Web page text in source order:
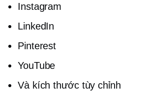
Instagram
LinkedIn
Pinterest
YouTube
Và kích thước tùy chỉnh